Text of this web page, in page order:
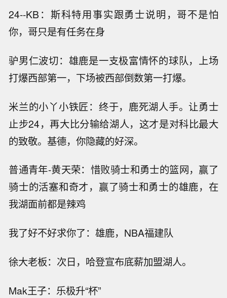
24--KB：斯科特用事实跟勇士说明，哥不是怕
你，哥只是有任务在身
驴男仁波切：雄鹿是一支极富情怀的球队，上场
打爆西部第一，下场被西部倒数第一打爆。
米兰的小丫小铁匠：终于，鹿死湖人手。让勇士
止步24，再大比分输给湖人，这才是对科比最大
的致敬。基德，你隐藏的好深。
普通青年-黄天荣：惜败骑士和勇士的篮网，赢了
骑士的活塞和奇才，赢了骑士和勇士的雄鹿，在
我湖面前都是辣鸡
我了好不好求你了：雄鹿，NBA福建队
徐大老板：次日，哈登宣布底薪加盟湖人。
Mak王子：乐极升“杯”